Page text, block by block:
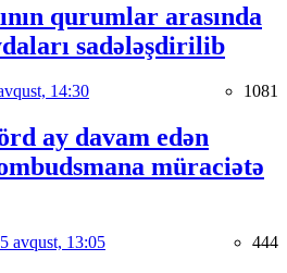
qurumlar arasında
sadələşdirilib
14:30 1081
ay davam edən
müraciətə
avqust, 13:05 444